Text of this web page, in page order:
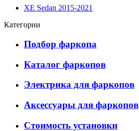
XE Sedan 2015-2021
Категории
Подбор фаркопа
Каталог фаркопов
Электрика для фаркопов
Аксессуары для фаркопов
Стоимость установки